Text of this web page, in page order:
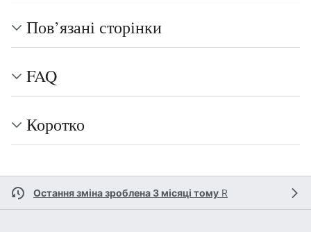
Пов’язані сторінки
FAQ
Коротко
Остання зміна зроблена 3 місяці тому R